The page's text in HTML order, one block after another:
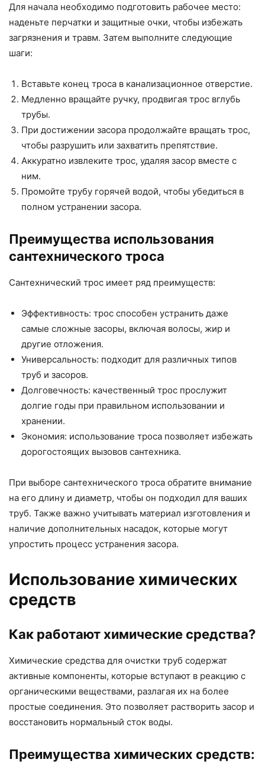
Для начала необходимо подготовить рабочее место:
наденьте перчатки и защитные очки, чтобы избежать
загрязнения и травм. Затем выполните следующие
шаги:
Вставьте конец троса в канализационное отверстие.
Медленно вращайте ручку, продвигая трос вглубь
трубы.
При достижении засора продолжайте вращать трос,
чтобы разрушить или захватить препятствие.
Аккуратно извлеките трос, удаляя засор вместе с
ним.
Промойте трубу горячей водой, чтобы убедиться в
полном устранении засора.
Преимущества использования
сантехнического троса
Сантехнический трос имеет ряд преимуществ:
Эффективность: трос способен устранить даже
самые сложные засоры, включая волосы, жир и
другие отложения.
Универсальность: подходит для различных типов
труб и засоров.
Долговечность: качественный трос прослужит
долгие годы при правильном использовании и
хранении.
Экономия: использование троса позволяет избежать
дорогостоящих вызовов сантехника.
При выборе сантехнического троса обратите внимание
на его длину и диаметр, чтобы он подходил для ваших
труб. Также важно учитывать материал изготовления и
наличие дополнительных насадок, которые могут
упростить процесс устранения засора.
Использование химических
средств
Как работают химические средства?
Химические средства для очистки труб содержат
активные компоненты, которые вступают в реакцию с
органическими веществами, разлагая их на более
простые соединения. Это позволяет растворить засор и
восстановить нормальный сток воды.
Преимущества химических средств: